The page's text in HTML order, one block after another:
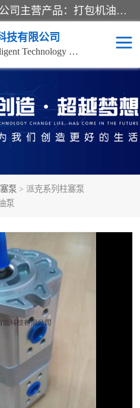
无锡凯乐福智能科技有限公司主营产品：打包机油泵、风冷式油冷却器、液压阀、液压泵、冷却器、过滤器及气动元器件。公司主导生产齿轮泵、齿轮马达、液压阀等产品。共计100多个系列、3000余种规格。覆盖了液压系统的动力元件、控制元件和执行元件，具备较强的成套供货、服务能力。
技有限公司
Wuxi Colourful Intelligent Technology Co., Ltd
泵 > 派克系列柱塞泵
泵
机床冷却泵
叶片泵
方向阀
电机
列管式油冷却器